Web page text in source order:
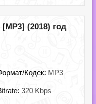
(2018) год
Кодек: MP3
320 Kbps